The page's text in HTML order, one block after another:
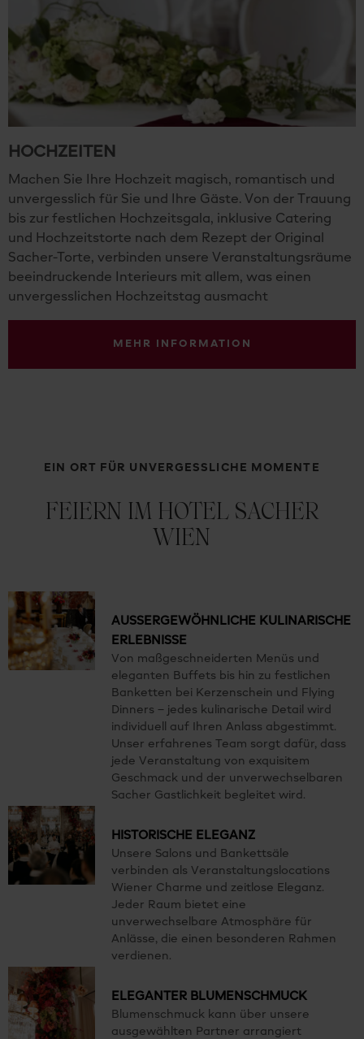
HOCHZEITEN
Machen Sie Ihre Hochzeit magisch, romantisch und
unvergesslich für Sie und Ihre Gäste. Von der Trauung
bis zur festlichen Hochzeitsgala, inklusive Catering
und Hochzeitstorte nach dem Rezept der Original
Sacher-Torte, verbinden unsere Veranstaltungsräume
beeindruckende Interieurs mit allem, was einen
unvergesslichen Hochzeitstag ausmacht
MEHR INFORMATION
EIN ORT FÜR UNVERGESSLICHE MOMENTE
FEIERN IM HOTEL SACHER
WIEN
AUSSERGEWÖHNLICHE KULINARISCHE E
RLEBNISSE
Von maßgeschneiderten Menüs und
eleganten Buffets bis hin zu festlichen
Banketten bei Kerzenschein und Flying
Dinners – jedes kulinarische Detail wird
individuell auf Ihren Anlass abgestimmt.
Unser erfahrenes Team sorgt dafür, dass
jede Veranstaltung von exquisitem
Geschmack und der unverwechselbaren
Sacher Gastlichkeit begleitet wird.
HISTORISCHE ELEGANZ
Unsere Salons und Bankettsäle
verbinden als Veranstaltungslocations
Wiener Charme und zeitlose Eleganz.
Jeder Raum bietet eine
unverwechselbare Atmosphäre für
Anlässe, die einen besonderen Rahmen
verdienen.
ELEGANTER BLUMENSCHMUCK
Blumenschmuck kann über unsere
ausgewählten Partner arrangiert